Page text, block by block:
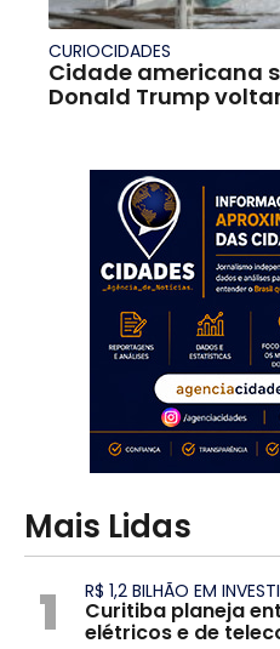
CURIOCIDADES
Cidade americana
Donald Trump
Mais Lidas
1 R$ 1,2 BILHÃO EM
Curitiba planeja
elétricos e de